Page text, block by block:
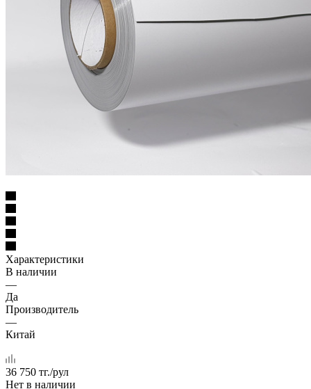
Характеристики
В наличии
—
Да
Производитель
—
Китай
36 750 тг./рул
Нет в наличии